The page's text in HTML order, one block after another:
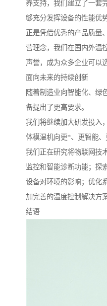
养支持，我们建立了一套
够充分发挥设备的性能优势
正是凭借优秀的产品质量
营理念，我们在国内外温
声誉，成为众多企业可以
面向未来的持续创新
随着制造业向智能化、绿
备提出了更高要求。
我们将继续加大研发投入
体模温机向更*、更智能、
我们正在研究将物联网技
监控和智能诊断功能；探
设备对环境的影响；优化
加完善的温度控制解决方案
结语